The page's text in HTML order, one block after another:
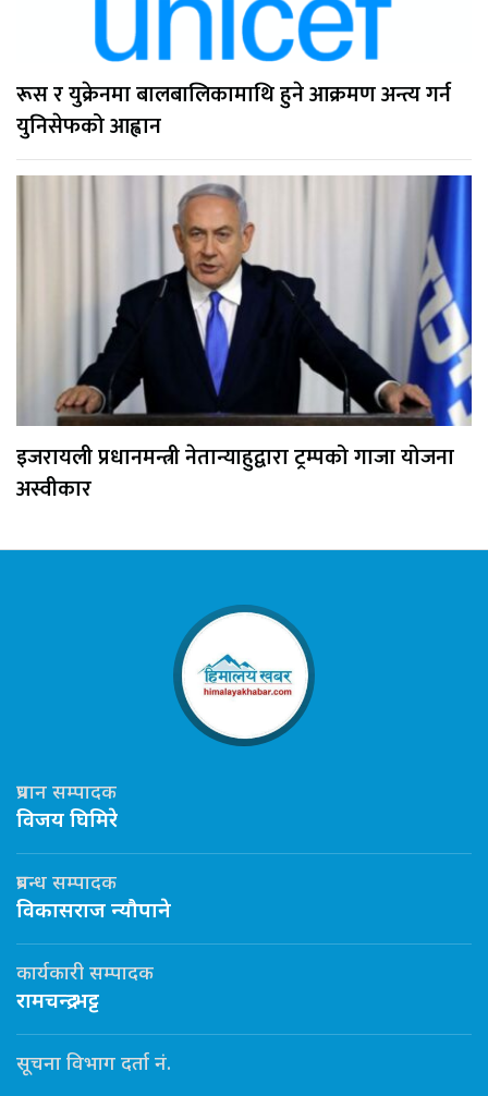
रूस र युक्रेनमा बालबालिकामाथि हुने आक्रमण अन्त्य गर्न
युनिसेफको आह्वान
इजरायली प्रधानमन्त्री नेतान्याहुद्वारा ट्रम्पको गाजा योजना
अस्वीकार
प्रधान सम्पादक
विजय घिमिरे
प्रबन्ध सम्पादक
विकासराज न्यौपाने
कार्यकारी सम्पादक
रामचन्द्र भट्ट
सूचना विभाग दर्ता नं.